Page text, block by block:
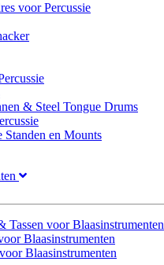
voor Percussie
& Steel Tongue Drums
Standen en Mounts
Tassen voor Blaasinstrumenten
Blaasinstrumenten
Blaasinstrumenten